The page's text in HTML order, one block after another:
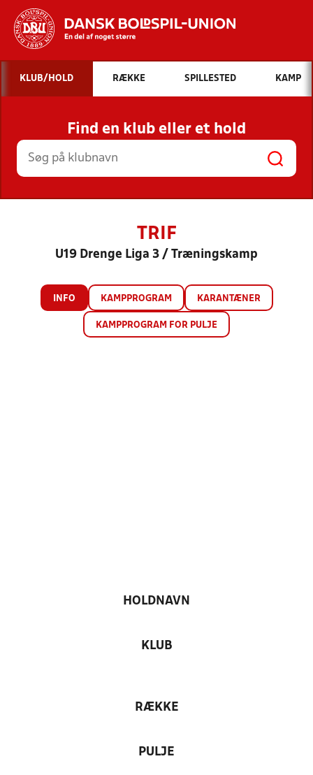
Hvad vil du søge efter?
INDHOLD OG NYHEDER
STILLINGER, RESULTATER, KLUBBER OG
HOLD
KLUB/HOLD RÆKKE SPILLESTED KAMP
Find en klub eller et hold
TRIF
U19 Drenge Liga 3 / Træningskamp
INFO KAMPPROGRAM KARANTÆNER
KAMPPROGRAM FOR PULJE
HOLDNAVN
KLUB
RÆKKE
PULJE